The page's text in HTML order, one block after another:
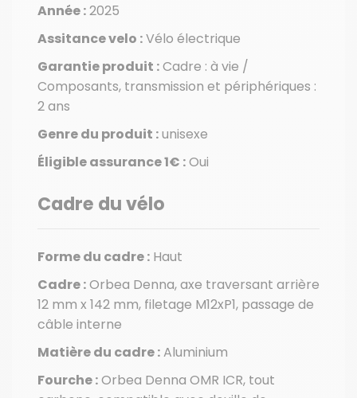
Année :2025
Assitance velo :Vélo électrique
Garantie produit :Cadre : à vie /
Composants, transmission et périphériques :
2 ans
Genre du produit :unisexe
Éligible assurance 1€ :Oui
Cadre du vélo
Forme du cadre : Haut
Cadre :Orbea Denna, axe traversant arrière
12 mm x 142 mm, filetage M12xP1, passage de
câble interne
Matière du cadre :Aluminium
Fourche :Orbea Denna OMR ICR, tout